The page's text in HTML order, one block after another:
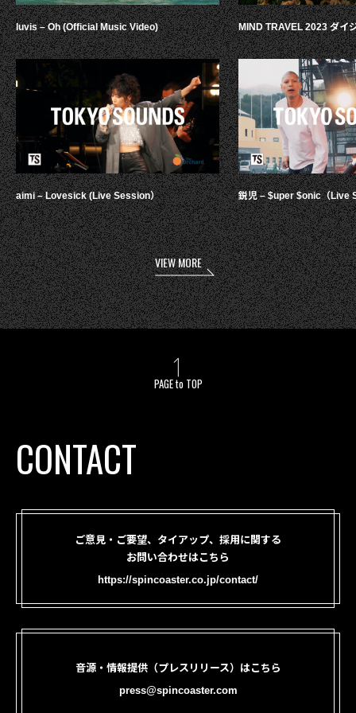
luvis – Oh (Official Music Video)
aimi – Lovesick (Live Session）
MIND TRAVEL 2023 ダイ
鋭児 – $uper $onic（Live
VIEW MORE
PAGE to TOP
CONTACT
ご意見・ご要望、タイアップ、採用に関する
お問い合わせはこちら
https://spincoaster.co.jp/contact/
音源・情報提供（プレスリリース）はこちら
press@spincoaster.com